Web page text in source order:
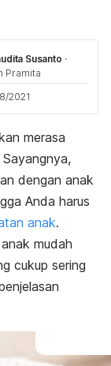
Susanto ·
Pramita
2021
merasa
dengan anak
Anda harus
anak.
mudah
cukup sering